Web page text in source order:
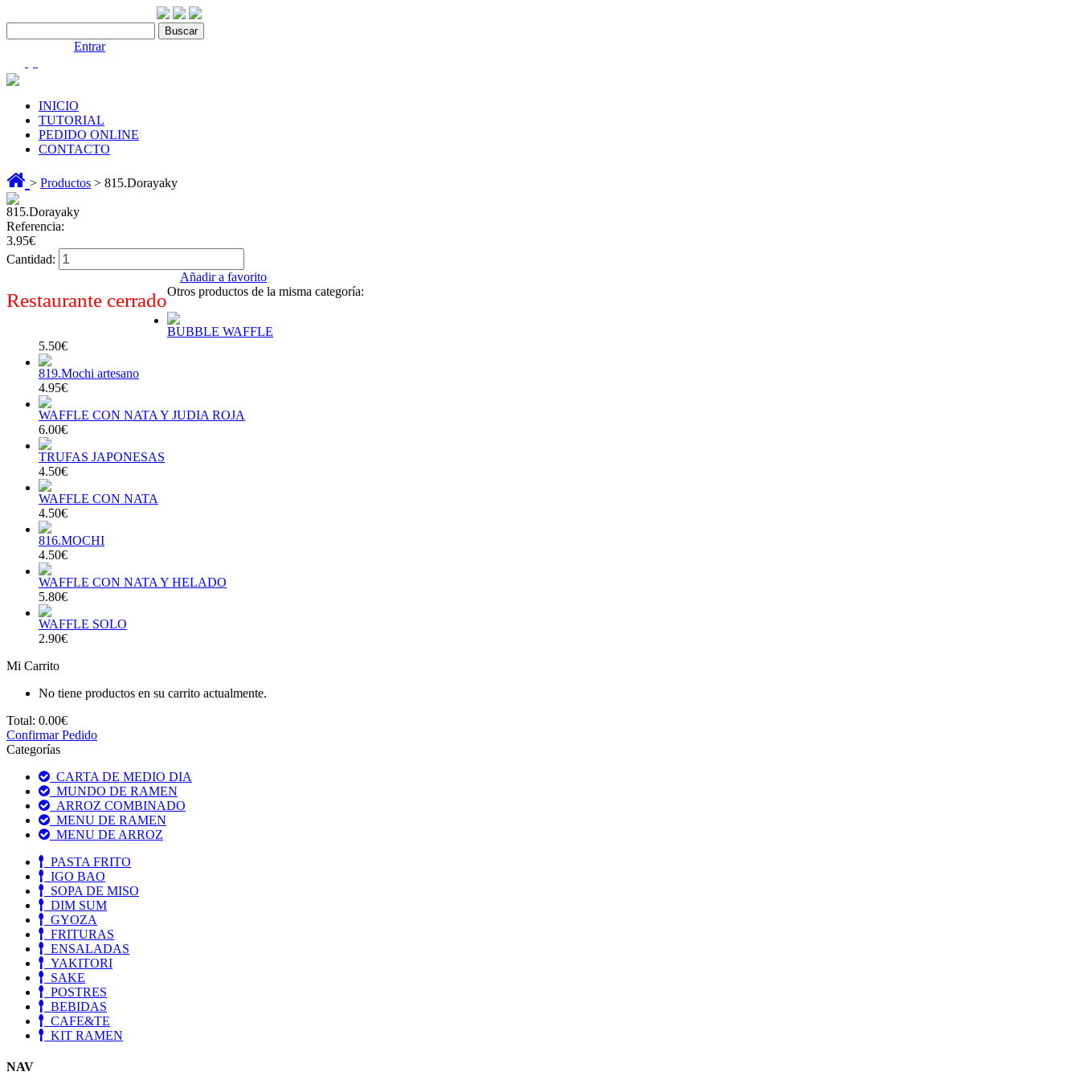
Entrar
INICIO
TUTORIAL
PEDIDO ONLINE
CONTACTO
> Productos > 815.Dorayaky
815.Dorayaky
Referencia:
3.95€
Cantidad:
Restaurante cerrado
Añadir a favorito
Otros productos de la misma categoría:
BUBBLE WAFFLE
5.50€
819.Mochi artesano
4.95€
WAFFLE CON NATA Y JUDIA ROJA
6.00€
TRUFAS JAPONESAS
4.50€
WAFFLE CON NATA
4.50€
816.MOCHI
4.50€
WAFFLE CON NATA Y HELADO
5.80€
WAFFLE SOLO
2.90€
Mi Carrito
No tiene productos en su carrito actualmente.
Total: 0.00€
Confirmar Pedido
Categorías
CARTA DE MEDIO DIA
MUNDO DE RAMEN
ARROZ COMBINADO
MENU DE RAMEN
MENU DE ARROZ
PASTA FRITO
IGO BAO
SOPA DE MISO
DIM SUM
GYOZA
FRITURAS
ENSALADAS
YAKITORI
SAKE
POSTRES
BEBIDAS
CAFE&TE
KIT RAMEN
NAV